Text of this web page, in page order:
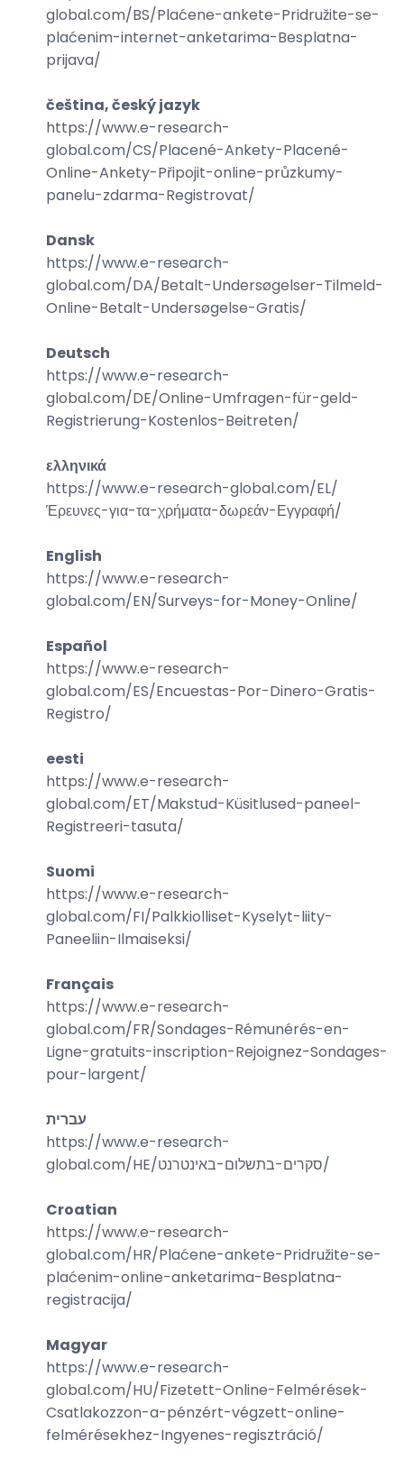
global.com/BS/Plaćene-ankete-Pridružite-se-
plaćenim-internet-anketarima-Besplatna-
prijava/
čeština, český jazyk
https://www.e-research-
global.com/CS/Placené-Ankety-Placené-
Online-Ankety-Připojit-online-průzkumy-
panelu-zdarma-Registrovat/
Dansk
https://www.e-research-
global.com/DA/Betalt-Undersøgelser-Tilmeld-
Online-Betalt-Undersøgelse-Gratis/
Deutsch
https://www.e-research-
global.com/DE/Online-Umfragen-für-geld-
Registrierung-Kostenlos-Beitreten/
ελληνικά
https://www.e-research-global.com/EL/
Έρευνες-για-τα-χρήματα-δωρεάν-Εγγραφή/
English
https://www.e-research-
global.com/EN/Surveys-for-Money-Online/
Español
https://www.e-research-
global.com/ES/Encuestas-Por-Dinero-Gratis-
Registro/
eesti
https://www.e-research-
global.com/ET/Makstud-Küsitlused-paneel-
Registreeri-tasuta/
Suomi
https://www.e-research-
global.com/FI/Palkkiolliset-Kyselyt-liity-
Paneeliin-Ilmaiseksi/
Français
https://www.e-research-
global.com/FR/Sondages-Rémunérés-en-
Ligne-gratuits-inscription-Rejoignez-Sondages-
pour-largent/
עברית
https://www.e-research-
global.com/
HE/סקרים-בתשלום-באינטרנט/
Croatian
https://www.e-research-
global.com/HR/Plaćene-ankete-Pridružite-se-
plaćenim-online-anketarima-Besplatna-
registracija/
Magyar
https://www.e-research-
global.com/HU/Fizetett-Online-Felmérések-
Csatlakozzon-a-pénzért-végzett-online-
felmérésekhez-Ingyenes-regisztráció/